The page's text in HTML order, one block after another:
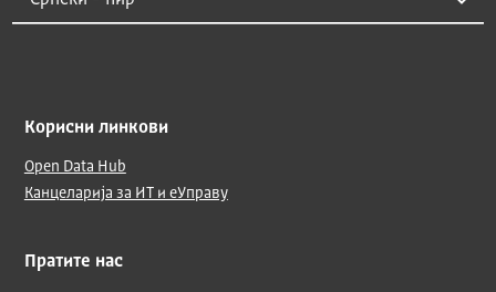
Корисни линкови
Open Data Hub
Канцеларија за ИТ и еУправу
Пратите нас